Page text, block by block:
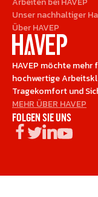
HAVEP möchte mehr
hochwertige
Tragekomfort und
MEHR ÜBER HAVEP
FOLGEN SIE UNS
Unser nachhaltiger
Über HAVEP